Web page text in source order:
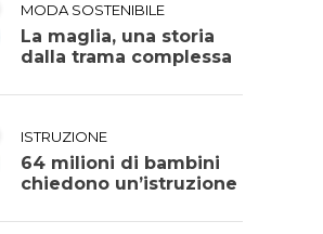
MODA SOSTENIBILE
La maglia, una storia
dalla trama complessa
ISTRUZIONE
64 milioni di bambini
chiedono un’istruzione